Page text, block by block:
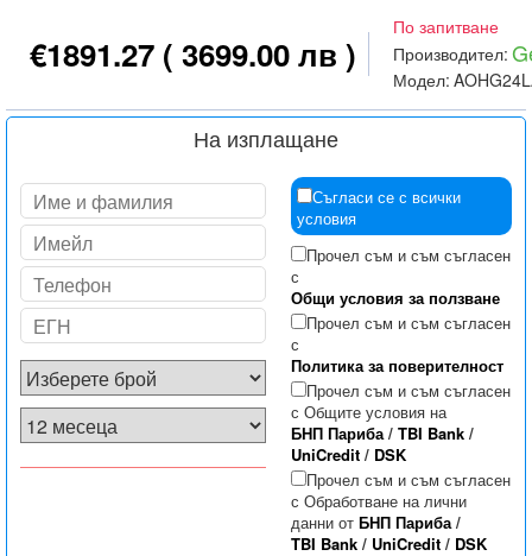
€1891.27 ( 3699.00 лв )
По запитване
Производител:
Модел:
На изплащане
Съгласи се с всички
условия
Прочел съм и съм съгласен
с
Общи условия за ползване
Прочел съм и съм съгласен
с
Политика за поверителност
Прочел съм и съм съгласен
с Общите условия на
БНП Париба/ TBI Bank/
UniCredit/ DSK
Прочел съм и съм съгласен
с Обработване на лични
данни от БНП Париба/
TBI Bank/ UniCredit/ DSK